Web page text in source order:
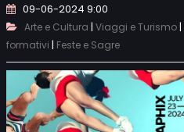
09-06-2024 9:00
Arte e Cultura | Viaggi e Turismo|
formativi | Feste e Sagre